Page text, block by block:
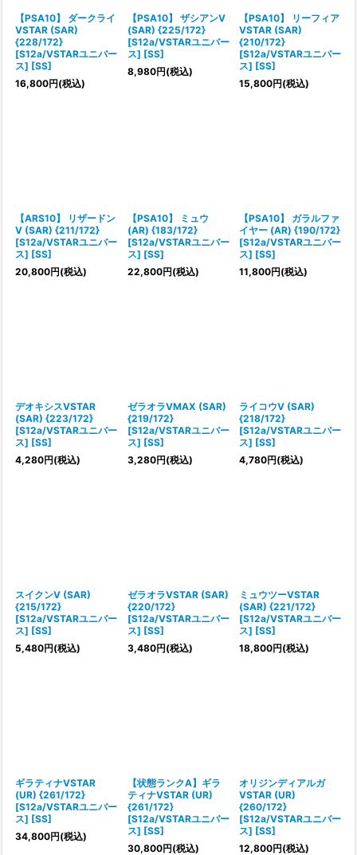
【PSA10】 ダークライ
VSTAR (SAR)
{228/172}
[S12a/VSTARユニバー
ス] [SS]
16,800円(税込)
【PSA10】 ザシアンV
(SAR) {225/172}
[S12a/VSTARユニバー
ス] [SS]
8,980円(税込)
【PSA10】 リーフィア
VSTAR (SAR)
{210/172}
[S12a/VSTARユニバー
ス] [SS]
15,800円(税込)
【ARS10】 リザードン
V (SAR) {211/172}
[S12a/VSTARユニバー
ス] [SS]
20,800円(税込)
【PSA10】 ミュウ
(AR) {183/172}
[S12a/VSTARユニバー
ス] [SS]
22,800円(税込)
【PSA10】 ガラルファ
イヤー (AR) {190/172}
[S12a/VSTARユニバー
ス] [SS]
11,800円(税込)
デオキシスVSTAR
(SAR) {223/172}
[S12a/VSTARユニバー
ス] [SS]
4,280円(税込)
ゼラオラVMAX (SAR)
{219/172}
[S12a/VSTARユニバー
ス] [SS]
3,280円(税込)
ライコウV (SAR)
{218/172}
[S12a/VSTARユニバー
ス] [SS]
4,780円(税込)
スイクンV (SAR)
{215/172}
[S12a/VSTARユニバー
ス] [SS]
5,480円(税込)
ゼラオラVSTAR (SAR)
{220/172}
[S12a/VSTARユニバー
ス] [SS]
3,480円(税込)
ミュウツーVSTAR
(SAR) {221/172}
[S12a/VSTARユニバー
ス] [SS]
18,800円(税込)
ギラティナVSTAR
(UR) {261/172}
[S12a/VSTARユニバー
ス] [SS]
34,800円(税込)
【状態ランクA】ギラ
ティナVSTAR (UR)
{261/172}
[S12a/VSTARユニバー
ス] [SS]
30,800円(税込)
オリジンディアルガ
VSTAR (UR)
{260/172}
[S12a/VSTARユニバー
ス] [SS]
12,800円(税込)